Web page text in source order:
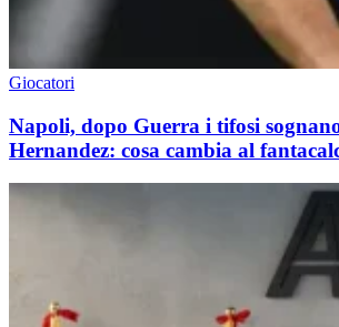
Giocatori
Napoli, dopo Guerra i tifosi
Hernandez: cosa cambia al